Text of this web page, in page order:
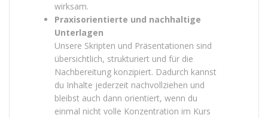
wirksam.
Praxisorientierte und nachhaltige
Unterlagen
Unsere Skripten und Präsentationen sind
übersichtlich, strukturiert und für die
Nachbereitung konzipiert. Dadurch kannst
du Inhalte jederzeit nachvollziehen und
bleibst auch dann orientiert, wenn du
einmal nicht volle Konzentration im Kurs